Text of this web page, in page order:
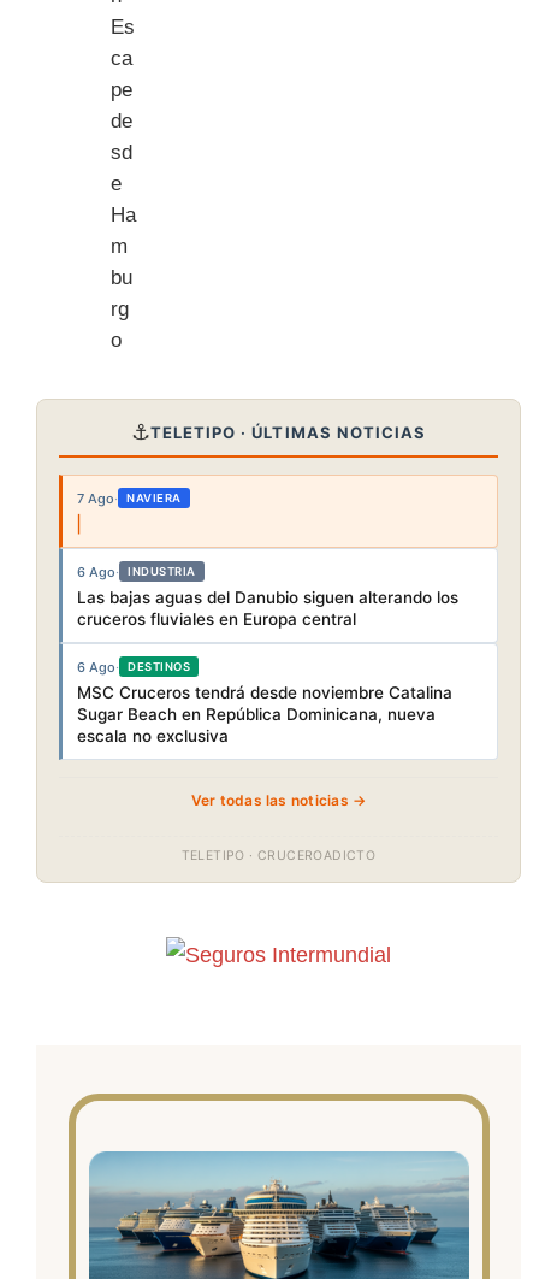
⚓TELETIPO · ÚLTIMAS NOTICIAS
7 Ago· NAVIERA
6 Ago· INDUSTRIA
Las bajas aguas del Danubio siguen alterando los
cruceros fluviales en Europa central
6 Ago· DESTINOS
MSC Cruceros tendrá desde noviembre Catalina
Sugar Beach en República Dominicana, nueva
escala no exclusiva
Ver todas las noticias →
TELETIPO · CRUCEROADICTO